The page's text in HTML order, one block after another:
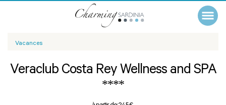
Vacances
Veraclub Costa Rey Wellness and SPA
****